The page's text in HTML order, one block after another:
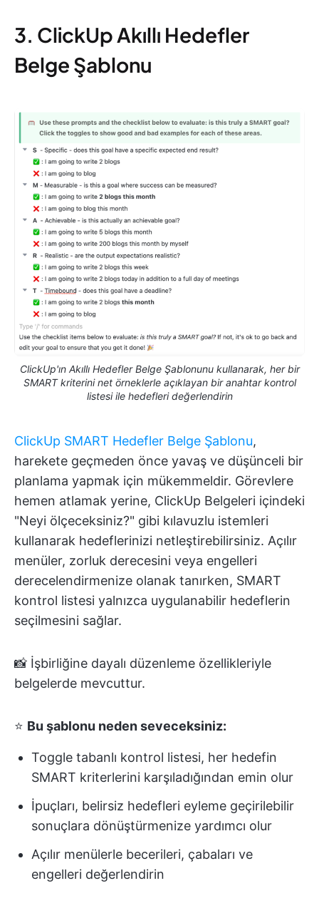
3. ClickUp Akıllı Hedefler
Belge Şablonu
ClickUp'ın Akıllı Hedefler Belge Şablonunu kullanarak, her bir
SMART kriterini net örneklerle açıklayan bir anahtar kontrol
listesi ile hedefleri değerlendirin
ClickUp SMART Hedefler Belge Şablonu,
harekete geçmeden önce yavaş ve düşünceli bir
planlama yapmak için mükemmeldir. Görevlere
hemen atlamak yerine, ClickUp Belgeleri içindeki
"Neyi ölçeceksiniz?" gibi kılavuzlu istemleri
kullanarak hedeflerinizi netleştirebilirsiniz. Açılır
menüler, zorluk derecesini veya engelleri
derecelendirmenize olanak tanırken, SMART
kontrol listesi yalnızca uygulanabilir hedeflerin
seçilmesini sağlar.
📸 İşbirliğine dayalı düzenleme özellikleriyle
belgelerde mevcuttur.
⭐ Bu şablonu neden seveceksiniz:
Toggle tabanlı kontrol listesi, her hedefin
SMART kriterlerini karşıladığından emin olur
İpuçları, belirsiz hedefleri eyleme geçirilebilir
sonuçlara dönüştürmenize yardımcı olur
Açılır menülerle becerileri, çabaları ve
engelleri değerlendirin